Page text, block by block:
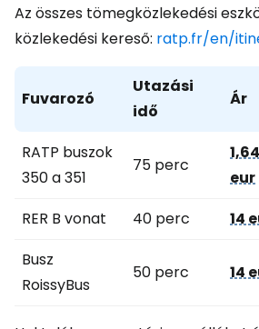
Az összes tömegközlekedési
közlekedési kereső: ratp.fr/en/
Fuvarozó
Utazási
idő
Ár
RATP buszok
350 a 351
75 perc
1,64
eur
RER B vonat 40 perc 14
Busz
RoissyBus
50 perc 14